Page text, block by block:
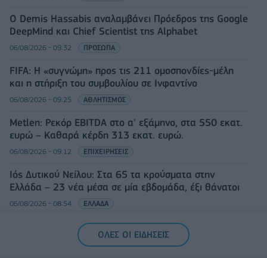
Ο Demis Hassabis αναλαμβάνει Πρόεδρος της Google
DeepMind και Chief Scientist της Alphabet
06/08/2026 - 09:32 ΠΡΟΣΩΠΑ
FIFA: Η «συγνώμη» προς τις 211 ομοσπονδίες-μέλη
και η στήριξη του συμβουλίου σε Ινφαντίνο
06/08/2026 - 09:25 ΑΘΛΗΤΙΣΜΟΣ
Metlen: Ρεκόρ EBITDA στο α' εξάμηνο, στα 550 εκατ.
ευρώ – Καθαρά κέρδη 313 εκατ. ευρώ.
06/08/2026 - 09:12 ΕΠΙΧΕΙΡΗΣΕΙΣ
Ιός Δυτικού Νείλου: Στα 65 τα κρούσματα στην
Ελλάδα – 23 νέα μέσα σε μία εβδομάδα, έξι θάνατοι
06/08/2026 - 08:54 ΕΛΛΑΔΑ
ΟΛΕΣ ΟΙ ΕΙΔΗΣΕΙΣ